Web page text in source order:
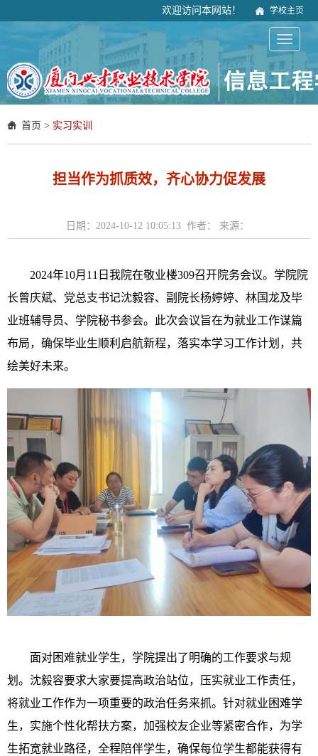
欢迎访问本网站！ 学校主页
首页 > 实习实训
担当作为抓质效，齐心协力促发展
日期：2024-10-12 10:05:13 作者： 来源：
2024年10月11日我院在敬业楼309召开院务会议。学院院
长曾庆斌、党总支书记沈毅容、副院长杨婷婷、林国龙及毕
业班辅导员、学院秘书参会。此次会议旨在为就业工作谋篇
布局，确保毕业生顺利启航新程，落实本学习工作计划，共
绘美好未来。
面对困难就业学生，学院提出了明确的工作要求与规
划。沈毅容要求大家要提高政治站位，压实就业工作责任，
将就业工作作为一项重要的政治任务来抓。针对就业困难学
生，实施个性化帮扶方案，加强校友企业等紧密合作，为学
生拓宽就业路径，全程陪伴学生，确保每位学生都能获得有